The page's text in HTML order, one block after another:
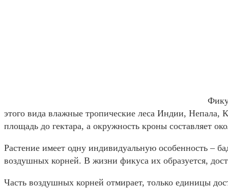
этого вида влажные тропические леса Индии, Непала,
площадь до гектара, а окружность кроны составляет
Растение имеет одну индивидуальную особенность –
воздушных корней. В жизни фикуса их образуется,
Часть воздушных корней отмирает, только единицы